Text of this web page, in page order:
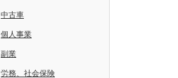
中古車
個人事業
副業
労務、社会保険